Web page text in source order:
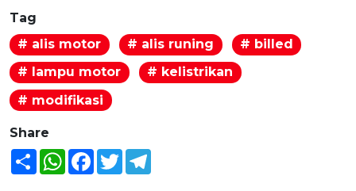
Tag
# alis motor
# alis runing
# billed
# lampu motor
# kelistrikan
# modifikasi
Share
Share WhatsAppFacebook
Twitter